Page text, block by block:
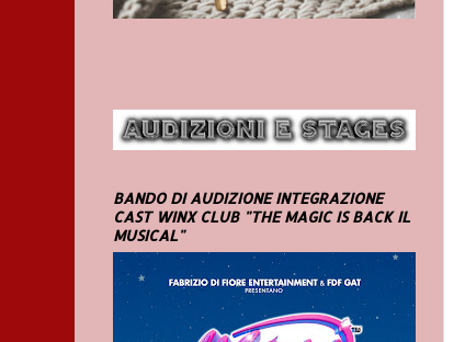
BANDO DI AUDIZIONE INTEGRAZIONE
CAST WINX CLUB "THE MAGIC IS BACK IL
MUSICAL"